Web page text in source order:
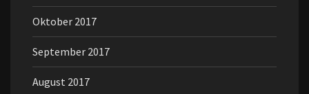
Oktober 2017
September 2017
August 2017